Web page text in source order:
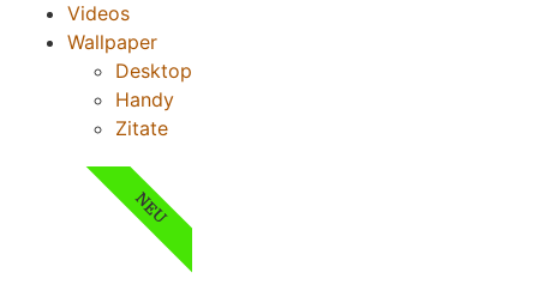
Videos
Wallpaper
Desktop
Handy
Zitate
NEU